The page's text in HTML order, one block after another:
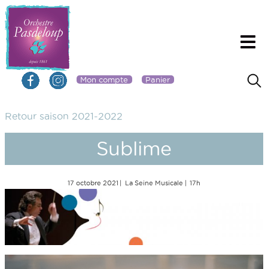
Mon compte Panier
Retour saison 2021-2022
Sublime
17 octobre 2021 La Seine Musicale 17h